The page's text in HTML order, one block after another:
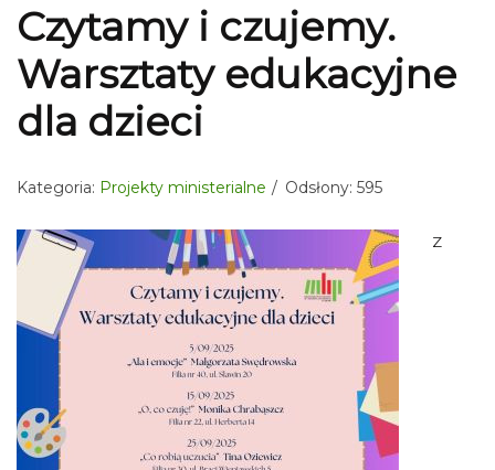
Czytamy i czujemy.
Warsztaty edukacyjne
dla dzieci
Kategoria: Projekty ministerialne Odsłony: 595
Z